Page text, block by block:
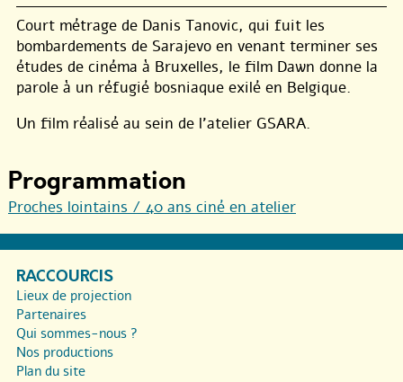
Court métrage de Danis Tanovic, qui fuit les
bombardements de Sarajevo en venant terminer ses
études de cinéma à Bruxelles, le film Dawn donne la
parole à un réfugié bosniaque exilé en Belgique.
Un film réalisé au sein de l’atelier GSARA.
Programmation
Proches lointains / 40 ans ciné en atelier
RACCOURCIS
Lieux de projection
Partenaires
Qui sommes-nous ?
Nos productions
Plan du site